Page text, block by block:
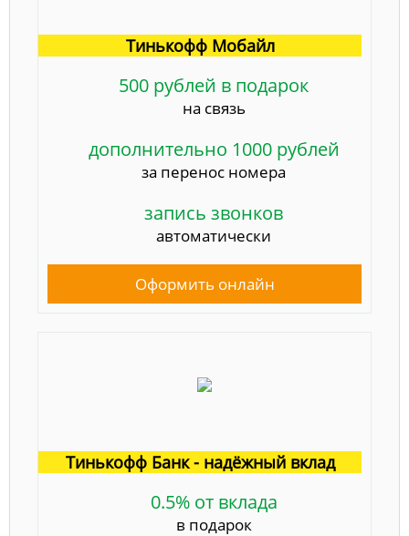
Тинькофф Мобайл
500 рублей в подарок
на связь
дополнительно 1000 рублей
за перенос номера
запись звонков
автоматически
Оформить онлайн
Тинькофф Банк - надёжный вклад
0.5% от вклада
в подарок